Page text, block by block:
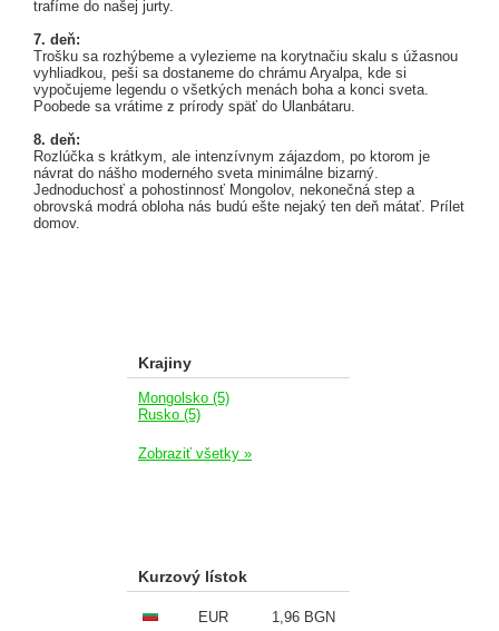
trafíme do našej jurty.
7. deň:
Trošku sa rozhýbeme a vylezieme na korytnačiu skalu s úžasnou
vyhliadkou, peši sa dostaneme do chrámu Aryalpa, kde si
vypočujeme legendu o všetkých menách boha a konci sveta.
Poobede sa vrátime z prírody späť do Ulanbátaru.
8. deň:
Rozlúčka s krátkym, ale intenzívnym zájazdom, po ktorom je
návrat do nášho moderného sveta minimálne bizarný.
Jednoduchosť a pohostinnosť Mongolov, nekonečná step a
obrovská modrá obloha nás budú ešte nejaký ten deň mátať. Prílet
domov.
Krajiny
Mongolsko (5)
Rusko (5)
Zobraziť všetky »
Kurzový lístok
EUR 1,96 BGN